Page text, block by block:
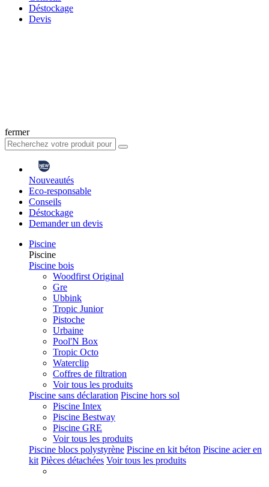
Déstockage
Devis
fermer
Nouveautés
Eco-responsable
Conseils
Déstockage
Demander un devis
Piscine
Piscine
Piscine bois
Woodfirst Original
Gre
Ubbink
Tropic Junior
Pistoche
Urbaine
Pool'N Box
Tropic Octo
Waterclip
Coffres de filtration
Voir tous les produits
Piscine sans déclaration Piscine hors sol
Piscine Intex
Piscine Bestway
Piscine GRE
Voir tous les produits
Piscine blocs polystyrène Piscine en kit béton Piscine acier en
kit Pièces détachées Voir tous les produits